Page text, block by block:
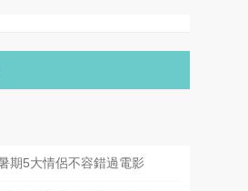
期5大情侶不容錯過電影